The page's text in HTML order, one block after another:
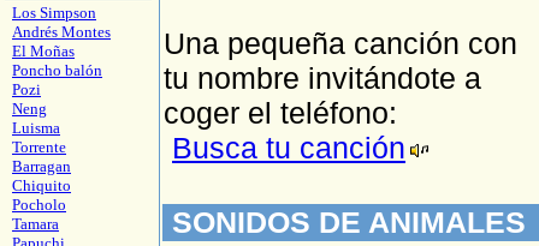
Los Simpson
Andrés Montes
El Moñas
Poncho balón
Pozi
Neng
Luisma
Torrente
Barragan
Chiquito
Pocholo
Tamara
Una pequeña canción con
tu nombre invitándote a
coger el teléfono:
Busca tu canción
SONIDOS DE ANIMALES